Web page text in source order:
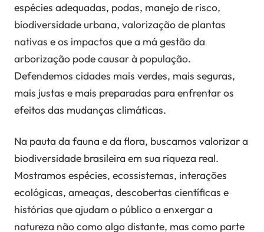
espécies adequadas, podas, manejo de risco,
biodiversidade urbana, valorização de plantas
nativas e os impactos que a má gestão da
arborização pode causar à população.
Defendemos cidades mais verdes, mais seguras,
mais justas e mais preparadas para enfrentar os
efeitos das mudanças climáticas.
Na pauta da fauna e da flora, buscamos valorizar a
biodiversidade brasileira em sua riqueza real.
Mostramos espécies, ecossistemas, interações
ecológicas, ameaças, descobertas científicas e
histórias que ajudam o público a enxergar a
natureza não como algo distante, mas como parte